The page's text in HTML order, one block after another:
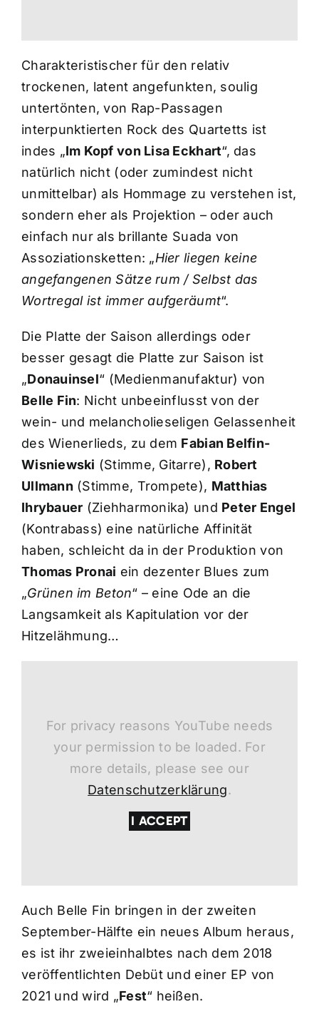
Charakteristischer für den relativ
trockenen, latent angefunkten, soulig
untertönten, von Rap-Passagen
interpunktierten Rock des Quartetts ist
indes „Im Kopf von Lisa Eckhart“, das
natürlich nicht (oder zumindest nicht
unmittelbar) als Hommage zu verstehen ist,
sondern eher als Projektion – oder auch
einfach nur als brillante Suada von
Assoziationsketten: „Hier liegen keine
angefangenen Sätze rum / Selbst das
Wortregal ist immer aufgeräumt“.
Die Platte der Saison allerdings oder
besser gesagt die Platte zur Saison ist
„Donauinsel“ (Medienmanufaktur) von
Belle Fin: Nicht unbeeinflusst von der
wein- und melancholieseligen Gelassenheit
des Wienerlieds, zu dem Fabian Belfin-
Wisniewski (Stimme, Gitarre), Robert
Ullmann (Stimme, Trompete), Matthias
Ihrybauer (Ziehharmonika) und Peter Engel
(Kontrabass) eine natürliche Affinität
haben, schleicht da in der Produktion von
Thomas Pronai ein dezenter Blues zum
„Grünen im Beton“ – eine Ode an die
Langsamkeit als Kapitulation vor der
Hitzelähmung…
For privacy reasons YouTube needs
your permission to be loaded. For
more details, please see our
Datenschutzerklärung.
I ACCEPT
Auch Belle Fin bringen in der zweiten
September-Hälfte ein neues Album heraus,
es ist ihr zweieinhalbtes nach dem 2018
veröffentlichten Debüt und einer EP von
2021 und wird „Fest“ heißen.